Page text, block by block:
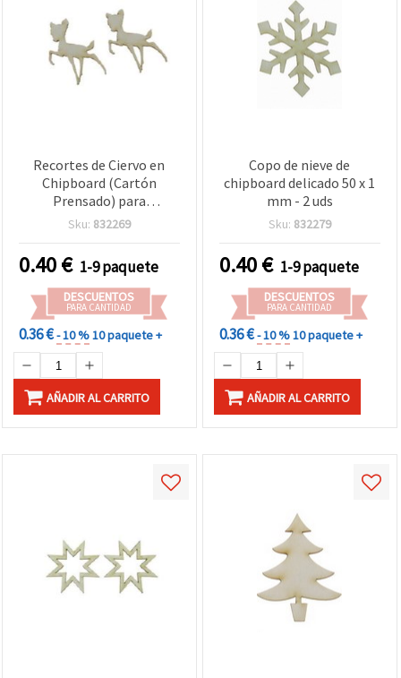
Recortes de Ciervo en
Chipboard (Cartón
Prensado) para
Manualidades y
mm - 2 uds.
Sku: 832269
0.40€ 1-9 paquete
DESCUENTOS
PARA CANTIDAD
0.36 €- 10 %10 paquete +
AÑADIR AL CARRITO
Copo de nieve de
chipboard delicado 50 x 1
mm - 2 uds
Sku: 832279
0.40€ 1-9 paquete
DESCUENTOS
PARA CANTIDAD
0.36 €- 10 %10 paquete +
AÑADIR AL CARRITO